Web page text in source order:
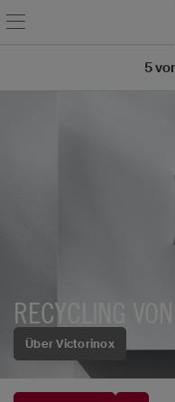
Über Victorinox
RECYCLING
5